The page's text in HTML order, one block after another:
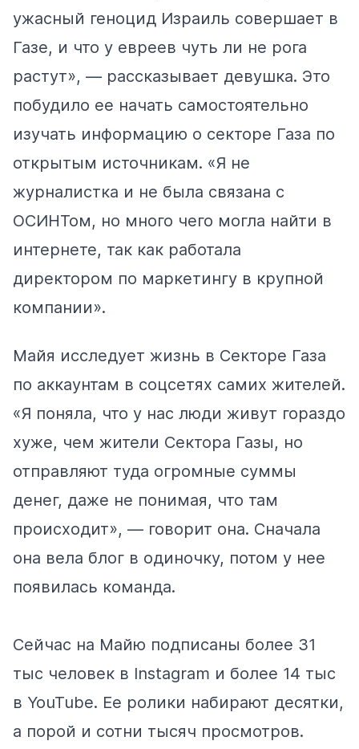
ужасный геноцид Израиль совершает в
Газе, и что у евреев чуть ли не рога
растут», — рассказывает девушка. Это
побудило ее начать самостоятельно
изучать информацию о секторе Газа по
открытым источникам. «Я не
журналистка и не была связана с
ОСИНТом, но много чего могла найти в
интернете, так как работала
директором по маркетингу в крупной
компании».
Майя исследует жизнь в Секторе Газа
по аккаунтам в соцсетях самих жителей.
«Я поняла, что у нас люди живут гораздо
хуже, чем жители Сектора Газы, но
отправляют туда огромные суммы
денег, даже не понимая, что там
происходит», — говорит она. Сначала
она вела блог в одиночку, потом у нее
появилась команда.
Сейчас на Майю подписаны более 31
тыс человек в Instagram и более 14 тыс
в YouTube. Ее ролики набирают десятки,
а порой и сотни тысяч просмотров.